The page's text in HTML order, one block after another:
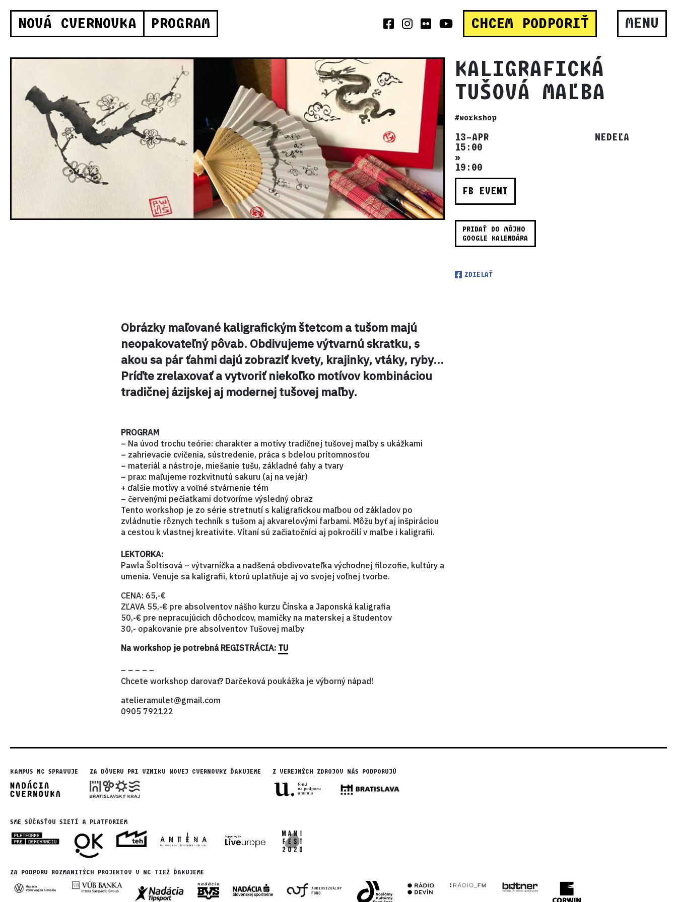
NOVÁ CVERNOVKA PROGRAM CHCEM PODPORIŤ MENU
KALIGRAFICKÁ
TUŠOVÁ MAĽBA
#workshop
13–APR NEDEĽA
15:00
»
19:00
FB EVENT
PRIDAŤ DO MÔJHO
GOOGLE KALENDÁRA
ZDIELAŤ
Obrázky maľované kaligrafickým štetcom a tušom majú
neopakovateľný pôvab. Obdivujeme výtvarnú skratku, s
akou sa pár ťahmi dajú zobraziť kvety, krajinky, vtáky, ryby…
Príďte zrelaxovať a vytvoriť niekoľko motívov kombináciou
tradičnej ázijskej aj modernej tušovej maľby.
PROGRAM
– Na úvod trochu teórie: charakter a motívy tradičnej tušovej maľby s ukážkami
– zahrievacie cvičenia, sústredenie, práca s bdelou prítomnosťou
– materiál a nástroje, miešanie tušu, základné ťahy a tvary
– prax: maľujeme rozkvitnutú sakuru (aj na vejár)
+ ďalšie motívy a voľné stvárnenie tém
– červenými pečiatkami dotvoríme výsledný obraz
Tento workshop je zo série stretnutí s kaligrafickou maľbou od základov po
zvládnutie rôznych techník s tušom aj akvarelovými farbami. Môžu byť aj inšpiráciou
a cestou k vlastnej kreativite. Vítaní sú začiatočníci aj pokročilí v maľbe i kaligrafii.
LEKTORKA:
Pawla Šoltisová – výtvarníčka a nadšená obdivovateľka východnej filozofie, kultúry a
umenia. Venuje sa kaligrafii, ktorú uplatňuje aj vo svojej voľnej tvorbe.
CENA: 65,-€
ZĽAVA 55,-€ pre absolventov nášho kurzu Čínska a Japonská kaligrafia
50,-€ pre nepracujúcich dôchodcov, mamičky na materskej a študentov
30,- opakovanie pre absolventov Tušovej maľby
Na workshop je potrebná REGISTRÁCIA: TU
– – – – –
Chcete workshop darovať? Darčeková poukážka je výborný nápad!
atelieramulet@gmail.com
0905 792122
KAMPUS NC SPRAVUJE ZA DÔVERU PRI VZNIKU NOVEJ CVERNOVKY ĎAKUJEME Z VEREJNÝCH ZDROJOV NÁS PODPORUJÚ
SME SÚČASŤOU SIETÍ A PLATFORIEM
ZA PODPORU ROZMANITÝCH PROJEKTOV V NC TIEŽ ĎAKUJEME